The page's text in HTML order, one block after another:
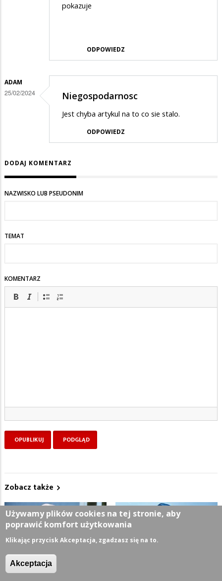
pokazuje
ODPOWIEDZ
ADAM
25/02/2024 Niegospodarnosc
Jest chyba artykul na to co sie stalo.
ODPOWIEDZ
DODAJ KOMENTARZ
NAZWISKO LUB PSEUDONIM
TEMAT
KOMENTARZ
Zobacz także
Używamy plików cookies na tej stronie, aby
poprawić komfort użytkowania
Klikając przycisk Akceptacja, zgadzasz się na to.
Akceptacja